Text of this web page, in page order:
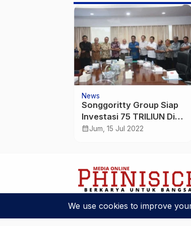
News
Songgoritty Group Siap
Investasi 75 TRILIUN Di
kaltim
calendar_monthJum, 15 Jul 2022